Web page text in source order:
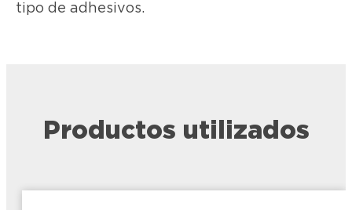
tipo de adhesivos.
Productos utilizados